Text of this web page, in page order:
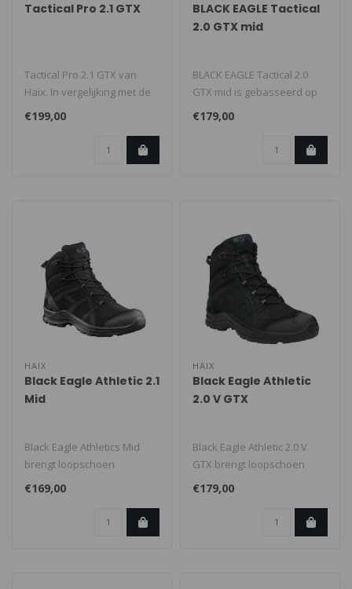
Tactical Pro 2.1 GTX
Tactical Pro 2.1 GTX van
Haix. In vergelijking met de
conventionele BLACK EAGLE
€199,00
BLACK EAGLE Tactical
2.0 GTX mid
BLACK EAGLE Tactical 2.0
GTX mid is gebasseerd op
de techniek van
sportschoenen...
€179,00
HAIX
Black Eagle Athletic 2.1
Mid
Black Eagle Athletics Mid
brengt loopschoen
technologie samen met
geïnspireerde..
€169,00
HAIX
Black Eagle Athletic
2.0 V GTX
Black Eagle Athletic 2.0 V
GTX brengt loopschoen
technologie samen met
geïnspir..
€179,00